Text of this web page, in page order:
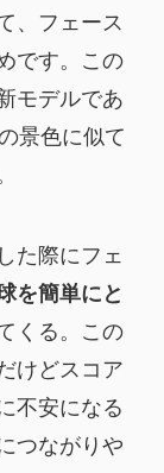
、フェース
です。この
モデルであ
景色に似て
た際にフェ
を簡単にと
くる。この
けどスコア
不安になる
つながりや